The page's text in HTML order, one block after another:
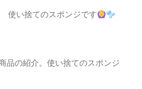
使い捨てのスポンジです